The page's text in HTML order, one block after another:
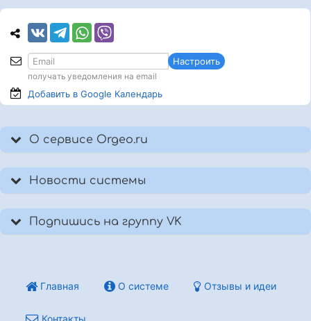
Настроить
получать уведомления на email
Добавить в Google Календарь
О сервисе Orgeo.ru
Новости системы
Подпишись на группу VK
Главная О системе Отзывы и идеи